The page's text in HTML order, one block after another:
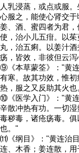
人乳浸蒸，或点或服
心服之，能使心肾交于
姜、酒、蜜四者为君
使，治小儿五疳。以
丸，治五痢。以姜汁
疡，皆效，非彼但云
⑨《本草蒙筌》："黄
有寒。故其功效，惟
热，服之又反助其火也
⑩《医学入门》："黄
辛散冲热有功。一切
毒秽毒，诸疮疡毒。
也。"
⑾《纲目》："黄连治
连、木香；姜连散，